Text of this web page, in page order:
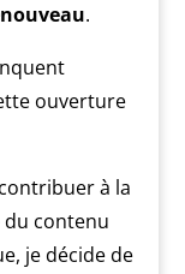
.
ouverture
à la
du contenu
je décide de